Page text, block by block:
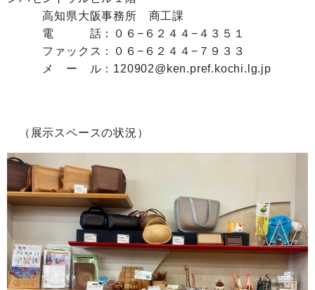
高知県大阪事務所 商工課
電 話：０６−６２４４−４３５１
ファックス：０６−６２４４−７９３３
メ ー ル：120902@ken.pref.kochi.lg.jp
（展示スペースの状況）